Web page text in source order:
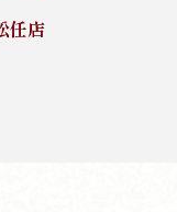
任店